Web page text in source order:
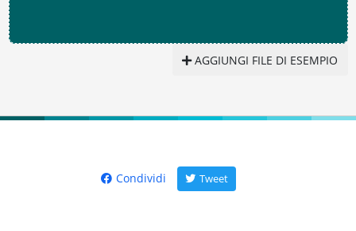
AGGIUNGI FILE DI ESEMPIO
Condividi Tweet